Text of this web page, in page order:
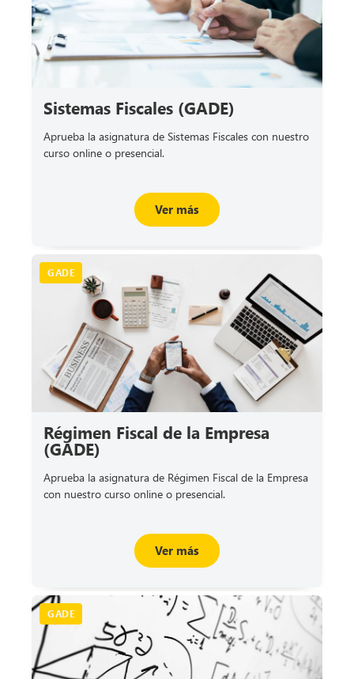
Sistemas Fiscales (GADE)
Aprueba la asignatura de Sistemas Fiscales con nuestro
curso online o presencial.
Ver más
GADE
Régimen Fiscal de la Empresa
(GADE)
Aprueba la asignatura de Régimen Fiscal de la Empresa
con nuestro curso online o presencial.
Ver más
GADE